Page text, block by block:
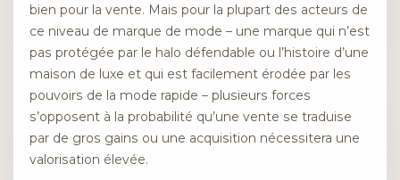
bien pour la vente. Mais pour la plupart des acteurs de
ce niveau de marque de mode – une marque qui n’est
pas protégée par le halo défendable ou l’histoire d’une
maison de luxe et qui est facilement érodée par les
pouvoirs de la mode rapide – plusieurs forces
s’opposent à la probabilité qu’une vente se traduise
par de gros gains ou une acquisition nécessitera une
valorisation élevée.